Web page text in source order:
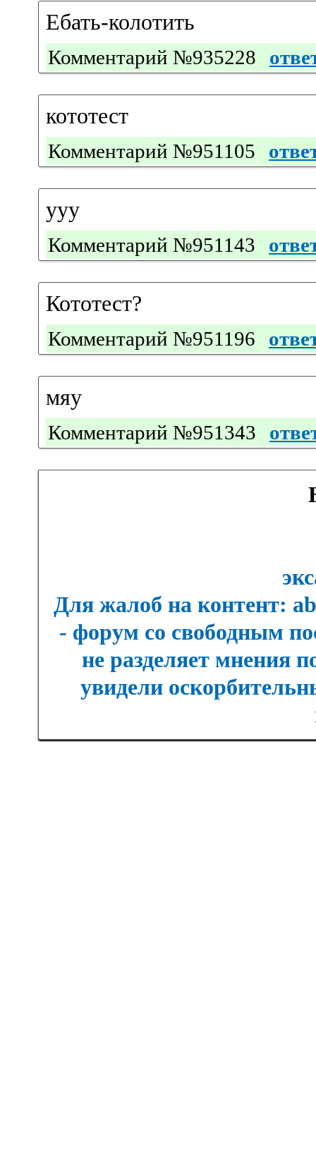
Ебать-колотить
Комментарий №935228
кототест
Комментарий №951105
ууу
Комментарий №951143
Кототест?
Комментарий №951196
мяу
Комментарий №951343
Для жалоб на контент:
- форум со свободным
не разделяет мнения
увидели